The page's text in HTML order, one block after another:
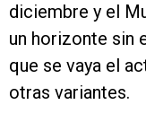
diciembre y el
un horizonte sin
que se vaya el
otras variantes.